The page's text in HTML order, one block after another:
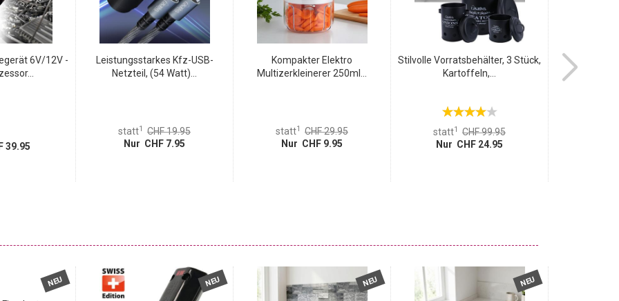
6V/12V -
39.95
Leistungsstarkes Kfz-USB-
Netzteil, (54 Watt)...
statt1
CHF 19.95
Nur CHF 7.95
Kompakter Elektro
Multizerkleinerer 250ml...
statt1
CHF 29.95
Nur CHF 9.95
Stilvolle Vorratsbehälter, 3 Stück,
Kartoffeln,...
statt1
CHF 99.95
Nur CHF 24.95
NEU NEU NEU NEU